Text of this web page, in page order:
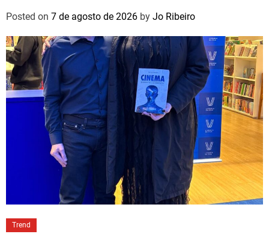
Posted on 7 de agosto de 2026 by Jo Ribeiro
Trend